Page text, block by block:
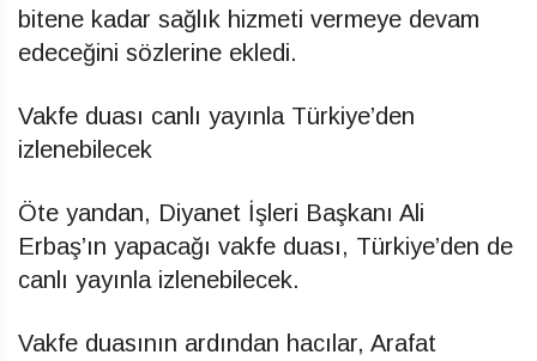
bitene kadar sağlık hizmeti vermeye devam
edeceğini sözlerine ekledi.
Vakfe duası canlı yayınla Türkiye’den
izlenebilecek
Öte yandan, Diyanet İşleri Başkanı Ali
Erbaş’ın yapacağı vakfe duası, Türkiye’den de
canlı yayınla izlenebilecek.
Vakfe duasının ardından hacılar, Arafat